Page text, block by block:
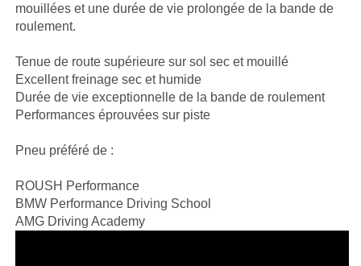
mouillées et une durée de vie prolongée de la bande de
roulement.
Tenue de route supérieure sur sol sec et mouillé
Excellent freinage sec et humide
Durée de vie exceptionnelle de la bande de roulement
Performances éprouvées sur piste
Pneu préféré de :
ROUSH Performance
BMW Performance Driving School
AMG Driving Academy